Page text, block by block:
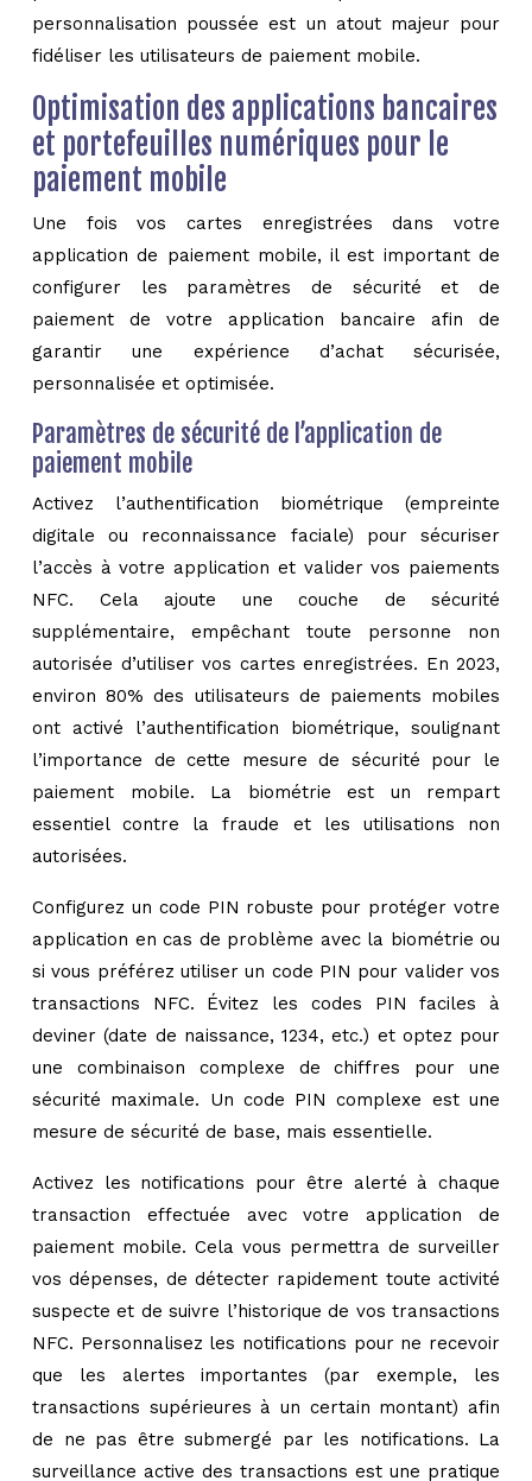
personnalisation poussée est un atout majeur pour
fidéliser les utilisateurs de paiement mobile.
Optimisation des applications bancaires
et portefeuilles numériques pour le
paiement mobile
Une fois vos cartes enregistrées dans votre
application de paiement mobile, il est important de
configurer les paramètres de sécurité et de
paiement de votre application bancaire afin de
garantir une expérience d’achat sécurisée,
personnalisée et optimisée.
Paramètres de sécurité de l’application de
paiement mobile
Activez l’authentification biométrique (empreinte
digitale ou reconnaissance faciale) pour sécuriser
l’accès à votre application et valider vos paiements
NFC. Cela ajoute une couche de sécurité
supplémentaire, empêchant toute personne non
autorisée d’utiliser vos cartes enregistrées. En 2023,
environ 80% des utilisateurs de paiements mobiles
ont activé l’authentification biométrique, soulignant
l’importance de cette mesure de sécurité pour le
paiement mobile. La biométrie est un rempart
essentiel contre la fraude et les utilisations non
autorisées.
Configurez un code PIN robuste pour protéger votre
application en cas de problème avec la biométrie ou
si vous préférez utiliser un code PIN pour valider vos
transactions NFC. Évitez les codes PIN faciles à
deviner (date de naissance, 1234, etc.) et optez pour
une combinaison complexe de chiffres pour une
sécurité maximale. Un code PIN complexe est une
mesure de sécurité de base, mais essentielle.
Activez les notifications pour être alerté à chaque
transaction effectuée avec votre application de
paiement mobile. Cela vous permettra de surveiller
vos dépenses, de détecter rapidement toute activité
suspecte et de suivre l’historique de vos transactions
NFC. Personnalisez les notifications pour ne recevoir
que les alertes importantes (par exemple, les
transactions supérieures à un certain montant) afin
de ne pas être submergé par les notifications. La
surveillance active des transactions est une pratique